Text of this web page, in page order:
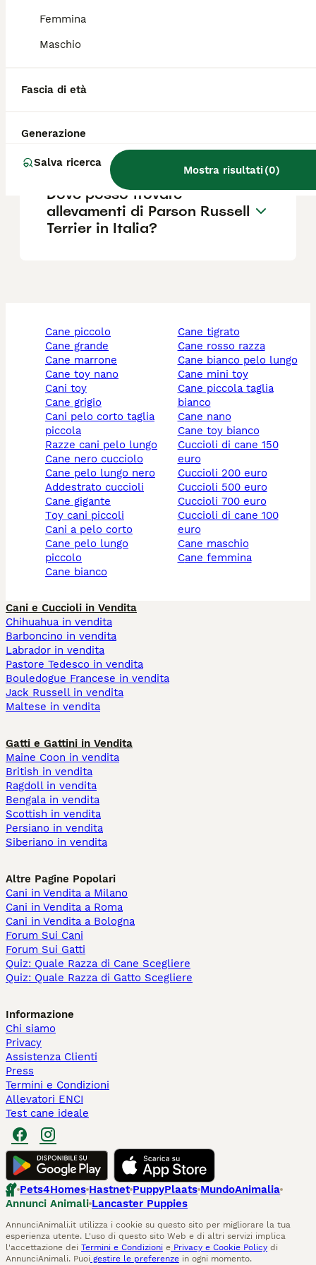
Femmina
Maschio
Fascia di età
Generazione
Salva ricerca
Mostra risultati(0)
Quanto costa un Parson
Russell Terrier?
Dove posso trovare
allevamenti di Parson Russell
Terrier in Italia?
cane piccolo
cane grande
cane marrone
cane toy nano
cani toy
cane grigio
cani pelo corto taglia
piccola
razze cani pelo lungo
cane nero cucciolo
cane pelo lungo nero
addestrato cuccioli
cane gigante
toy cani piccoli
cani a pelo corto
cane pelo lungo
piccolo
cane bianco
cane tigrato
cane rosso razza
cane bianco pelo lungo
cane mini toy
cane piccola taglia
bianco
cane nano
cane toy bianco
cuccioli di cane 150
euro
cuccioli 200 euro
cuccioli 500 euro
cuccioli 700 euro
cuccioli di cane 100
euro
cane maschio
cane femmina
Cani e Cuccioli in Vendita
Chihuahua in vendita
Barboncino in vendita
Labrador in vendita
Pastore Tedesco in vendita
Bouledogue Francese in vendita
Jack Russell in vendita
Maltese in vendita
Gatti e Gattini in Vendita
Maine Coon in vendita
British in vendita
Ragdoll in vendita
Bengala in vendita
Scottish in vendita
Persiano in vendita
Siberiano in vendita
Altre Pagine Popolari
Cani in Vendita a Milano
Cani in Vendita a Roma
Cani in Vendita a Bologna
Forum Sui Cani
Forum Sui Gatti
Quiz: Quale Razza di Cane Scegliere
Quiz: Quale Razza di Gatto Scegliere
Informazione
Chi siamo
Privacy
Assistenza Clienti
Press
Termini e Condizioni
Allevatori ENCI
Test cane ideale
Pets4Homes Hastnet PuppyPlaats MundoAnimalia
Annunci Animali Lancaster Puppies
AnnunciAnimali.it utilizza i cookie su questo sito per migliorare la tua
esperienza utente. L'uso di questo sito Web e di altri servizi implica
l'accettazione dei Termini e Condizioni e Privacy e Cookie Policy di
AnnunciAnimali. Puoi gestire le preferenze in ogni momento.